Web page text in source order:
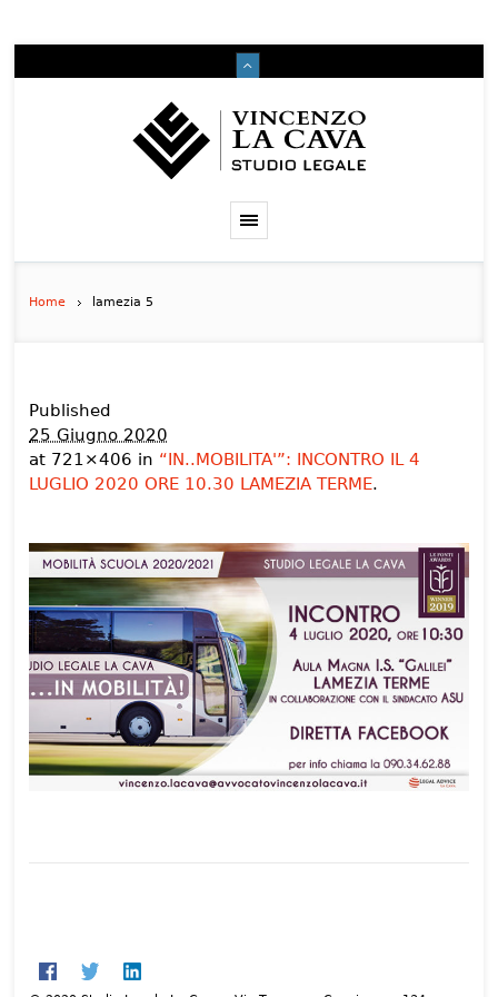
Home lamezia 5
Published
25 Giugno 2020
at 721×406 in “IN..MOBILITA'”: INCONTRO IL 4
LUGLIO 2020 ORE 10.30 LAMEZIA TERME.